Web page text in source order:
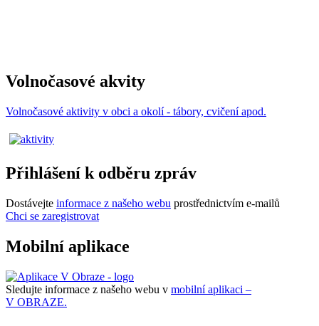
Volnočasové akvity
Volnočasové aktivity v obci a okolí - tábory, cvičení apod.
Přihlášení k odběru zpráv
Dostávejte informace z našeho webu prostřednictvím e-mailů
Chci se zaregistrovat
Mobilní aplikace
Sledujte informace z našeho webu v mobilní aplikaci –
V OBRAZE.